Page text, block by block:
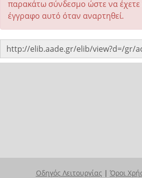
παρακάτω σύνδεσμο ώστε να
έγγραφο αυτό όταν αναρτηθεί.
Οδηγός Λειτουργίας | Όροι